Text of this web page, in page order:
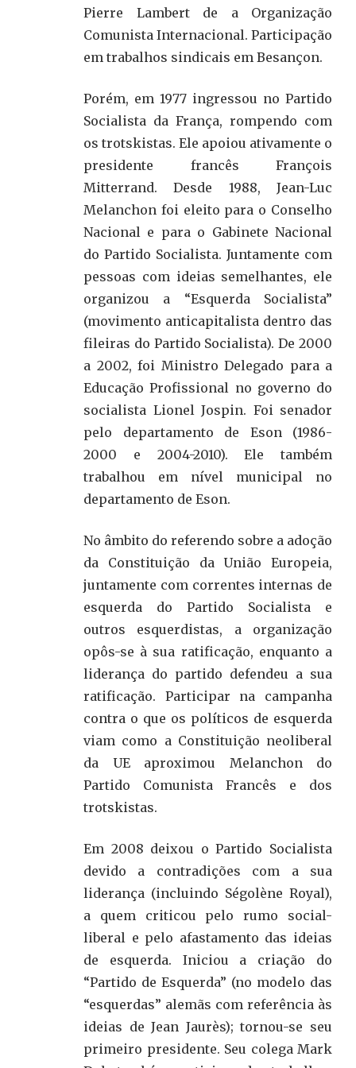
Pierre Lambert de a Organização
Comunista Internacional. Participação
em trabalhos sindicais em Besançon.
Porém, em 1977 ingressou no Partido
Socialista da França, rompendo com
os trotskistas. Ele apoiou ativamente o
presidente francês François
Mitterrand. Desde 1988, Jean-Luc
Melanchon foi eleito para o Conselho
Nacional e para o Gabinete Nacional
do Partido Socialista. Juntamente com
pessoas com ideias semelhantes, ele
organizou a “Esquerda Socialista”
(movimento anticapitalista dentro das
fileiras do Partido Socialista). De 2000
a 2002, foi Ministro Delegado para a
Educação Profissional no governo do
socialista Lionel Jospin. Foi senador
pelo departamento de Eson (1986-
2000 e 2004-2010). Ele também
trabalhou em nível municipal no
departamento de Eson.
No âmbito do referendo sobre a adoção
da Constituição da União Europeia,
juntamente com correntes internas de
esquerda do Partido Socialista e
outros esquerdistas, a organização
opôs-se à sua ratificação, enquanto a
liderança do partido defendeu a sua
ratificação. Participar na campanha
contra o que os políticos de esquerda
viam como a Constituição neoliberal
da UE aproximou Melanchon do
Partido Comunista Francês e dos
trotskistas.
Em 2008 deixou o Partido Socialista
devido a contradições com a sua
liderança (incluindo Ségolène Royal),
a quem criticou pelo rumo social-
liberal e pelo afastamento das ideias
de esquerda. Iniciou a criação do
“Partido de Esquerda” (no modelo das
“esquerdas” alemãs com referência às
ideias de Jean Jaurès); tornou-se seu
primeiro presidente. Seu colega Mark